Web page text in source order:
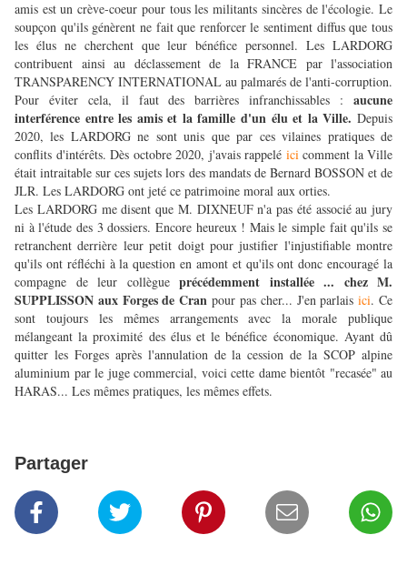
amis est un crève-coeur pour tous les militants sincères de l'écologie. Le
soupçon qu'ils génèrent ne fait que renforcer le sentiment diffus que tous
les élus ne cherchent que leur bénéfice personnel. Les LARDORG
contribuent ainsi au déclassement de la FRANCE par l'association
TRANSPARENCY INTERNATIONAL au palmarés de l'anti-corruption.
Pour éviter cela, il faut des barrières infranchissables :
aucune
interférence entre les amis et la famille d'un élu et la Ville. Depuis
2020, les LARDORG ne sont unis que par ces vilaines pratiques de
conflits d'intérêts. Dès octobre 2020, j'avais rappelé icicomment la Ville
était intraitable sur ces sujets lors des mandats de Bernard BOSSON et de
JLR. Les LARDORG ont jeté ce patrimoine moral aux orties.
Les LARDORG me disent que M. DIXNEUF n'a pas été associé au jury
ni à l'étude des 3 dossiers. Encore heureux ! Mais le simple fait qu'ils se
retranchent derrière leur petit doigt pour justifier l'injustifiable montre
qu'ils ont réfléchi à la question en amont et qu'ils ont donc encouragé la
compagne de leur collègue précédemment installée ... chez M.
SUPPLISSON aux Forges de Cranpour pas cher... J'en parlaisici. Ce
sont toujours les mêmes arrangements avec la morale publique
mélangeant la proximité des élus et le bénéfice économique. Ayant dû
quitter les Forges après l'annulation de la cession de la SCOP alpine
aluminium par le juge commercial, voici cette dame bientôt "recasée" au
HARAS... Les mêmes pratiques, les mêmes effets.
Partager